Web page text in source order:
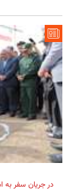
در جریان سفر به